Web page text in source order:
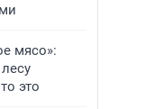
мясо»:
это